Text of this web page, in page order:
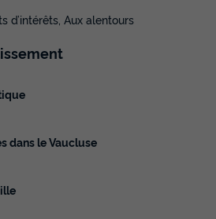
412 €
les disponibilités
d’intérêts, Aux alentours
dans le Vaucluse